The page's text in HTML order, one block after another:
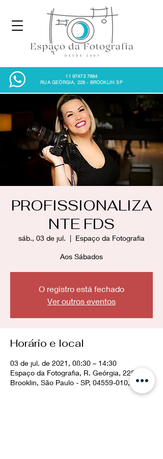
11 97473 7884
RUA GEÓRGIA, 228 - BROOKLIN SP
PROFISSIONALIZA
NTE FDS
sáb., 03 de jul.
  |
Espaço da Fotografia
Aos Sábados
O registro está fechado
Ver outros eventos
Horário e local
03 de jul. de 2021, 08:30 – 14:30
Espaço da Fotografia, R. Geórgia, 228 -
Brooklin, São Paulo - SP, 04559-010, Brasil